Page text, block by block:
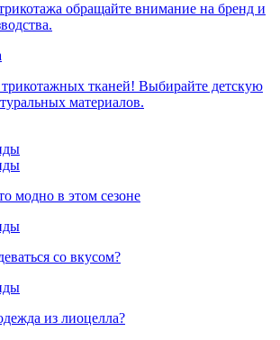
обращайте внимание на бренд и
тканей! Выбирайте детскую
материалов.
модно в этом сезоне
со вкусом?
из лиоцелла?